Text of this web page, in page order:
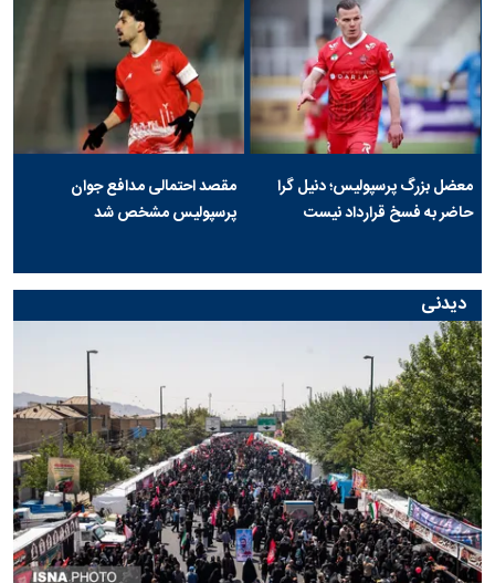
معضل بزرگ پرسپولیس؛ دنیل گرا
حاضر به فسخ قرارداد نیست
مقصد احتمالی مدافع جوان
پرسپولیس مشخص شد
دیدنی